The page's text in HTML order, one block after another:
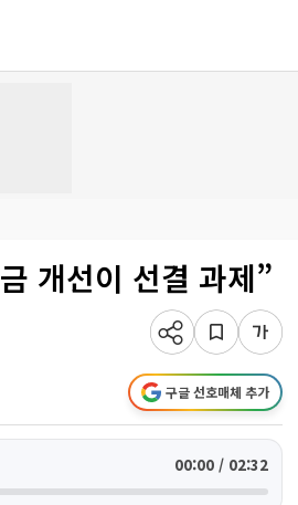
개선이 선결 과제”
구글 선호매체 추가
00:00 / 02:32